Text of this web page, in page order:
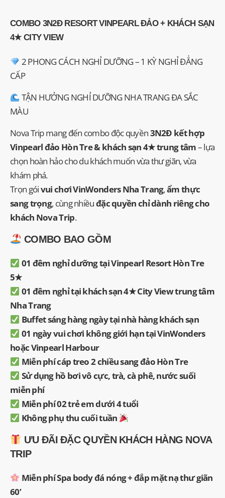
COMBO 3N2Đ RESORT VINPEARL ĐẢO + KHÁCH SẠN
4★ CITY VIEW
2 PHONG CÁCH NGHỈ DƯỠNG – 1 KỲ NGHỈ ĐẲNG
CẤP
TẬN HƯỞNG NGHỈ DƯỠNG NHA TRANG ĐA SẮC
MÀU
Nova Trip mang đến combo độc quyền3N2Đ kết hợp
Vinpearl đảo Hòn Tre & khách sạn 4★ trung tâm– lựa
chọn hoàn hảo cho du khách muốn vừa thư giãn, vừa
khám phá.
Trọn góivui chơi VinWonders Nha Trang,ẩm thực
sang trọng, cùng nhiềuđặc quyền chỉ dành riêng cho
khách Nova Trip.
COMBO BAO GỒM
01 đêm nghỉ dưỡng tại Vinpearl Resort Hòn Tre
5★
01 đêm nghỉ tại khách sạn 4★ City View trung tâm
Nha Trang
Buffet sáng hàng ngày tại nhà hàng khách sạn
01 ngày vui chơi không giới hạn tại VinWonders
hoặc Vinpearl Harbour
Miễn phí cáp treo 2 chiều sang đảo Hòn Tre
Sử dụng hồ bơi vô cực, trà, cà phê, nước suối
miễn phí
Miễn phí 02 trẻ em dưới 4 tuổi
Không phụ thu cuối tuần
ƯU ĐÃI ĐẶC QUYỀN KHÁCH HÀNG NOVA
TRIP
Miễn phí Spa body đá nóng + đắp mặt nạ thư giãn
60’